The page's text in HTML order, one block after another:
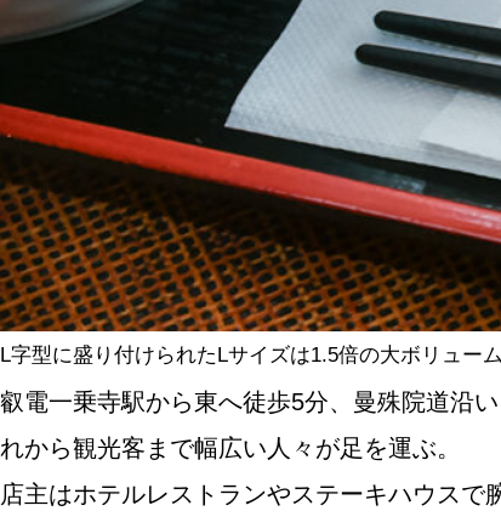
チケットプレゼン
L字型に盛り付けられたLサイズは1.5倍の大ボリュー
叡電一乗寺駅から東へ徒歩5分、曼殊院道沿
れから観光客まで幅広い人々が足を運ぶ。
店主はホテルレストランやステーキハウスで